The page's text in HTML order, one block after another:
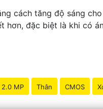
cách tăng độ sáng
hơn, đặc biệt là khi có
2.0 MP Thân CMOS